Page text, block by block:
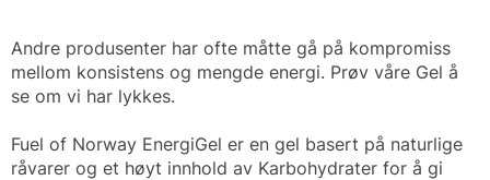
Andre produsenter har ofte måtte gå på kompromiss
mellom konsistens og mengde energi. Prøv våre Gel å
se om vi har lykkes.
Fuel of Norway EnergiGel er en gel basert på naturlige
råvarer og et høyt innhold av Karbohydrater for å gi